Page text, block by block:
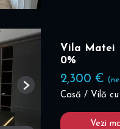
Next
Vila Matei
0%
2,300 €
Casă / Vilă cu
Vezi